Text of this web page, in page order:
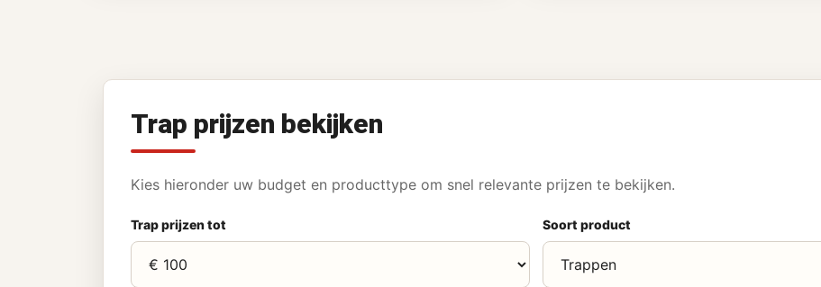
Trap prijzen bekijken
Kies hieronder uw budget en producttype om snel relevante prijzen te bekijken.
Trap prijzen tot Soort product